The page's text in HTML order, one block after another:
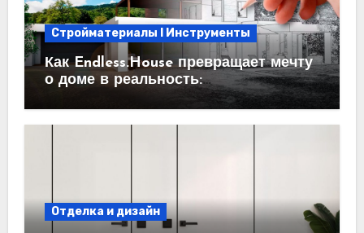
Стройматериалы l Инструменты
Как Endless.House превращает мечту
о доме в реальность:
проектирование под ключ
Отделка и дизайн